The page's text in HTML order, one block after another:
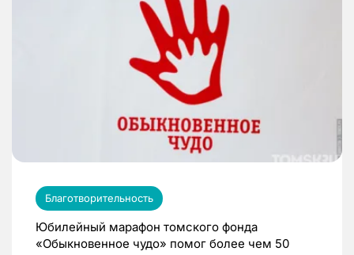
Благотворительность
Юбилейный марафон томского фонда
«Обыкновенное чудо» помог более чем 50